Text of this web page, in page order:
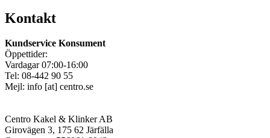
Kontakt
Kundservice Konsument
Öppettider:
Vardagar 07:00-16:00
Tel: 08-442 90 55
Mejl: info [at] centro.se
Centro Kakel & Klinker AB
Girovägen 3, 175 62 Järfälla